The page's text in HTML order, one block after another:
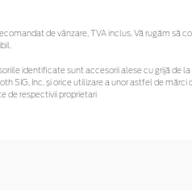
de vânzare, TVA inclus. Vă rugăm să
identificate sunt accesorii alese cu grijă de
SIG, Inc. și orice utilizare a unor astfel de
de respectivii proprietari